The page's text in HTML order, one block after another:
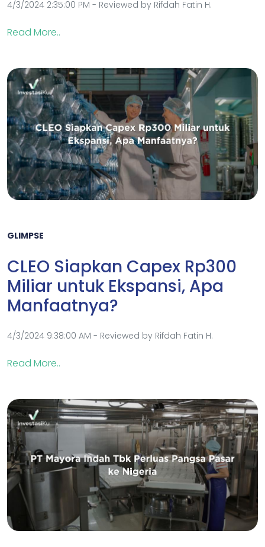
4/3/2024 2:35:00 PM - Reviewed by Rifdah Fatin H.
Read More..
GLIMPSE
CLEO Siapkan Capex Rp300
Miliar untuk Ekspansi, Apa
Manfaatnya?
4/3/2024 9:38:00 AM - Reviewed by Rifdah Fatin H.
Read More..